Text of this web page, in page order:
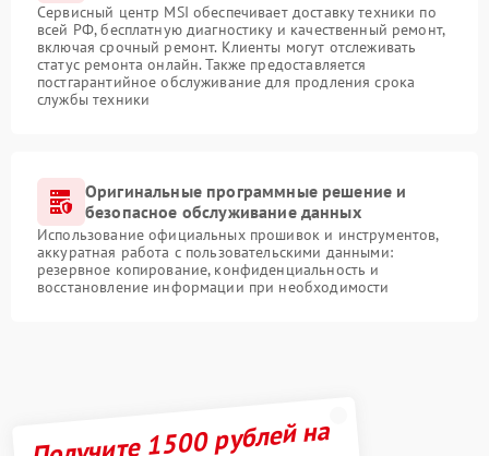
Сервисный центр MSI обеспечивает доставку техники по
всей РФ, бесплатную диагностику и качественный ремонт,
включая срочный ремонт. Клиенты могут отслеживать
статус ремонта онлайн. Также предоставляется
постгарантийное обслуживание для продления срока
службы техники
Оригинальные программные решение и
безопасное обслуживание данных
Использование официальных прошивок и инструментов,
аккуратная работа с пользовательскими данными:
резервное копирование, конфиденциальность и
восстановление информации при необходимости
Получите 1500 рублей на